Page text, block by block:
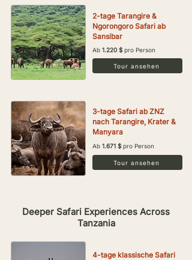
2-tage Tarangire &
Ngorongoro Safari ab
Sansibar
Ab 1.220 $pro Person
Tour ansehen
3-tage Safari ab ZNZ
nach Tarangire, Krater &
Manyara
Ab 1.671 $pro Person
Tour ansehen
Deeper Safari Experiences Across
Tanzania
4-tage klassische Safari